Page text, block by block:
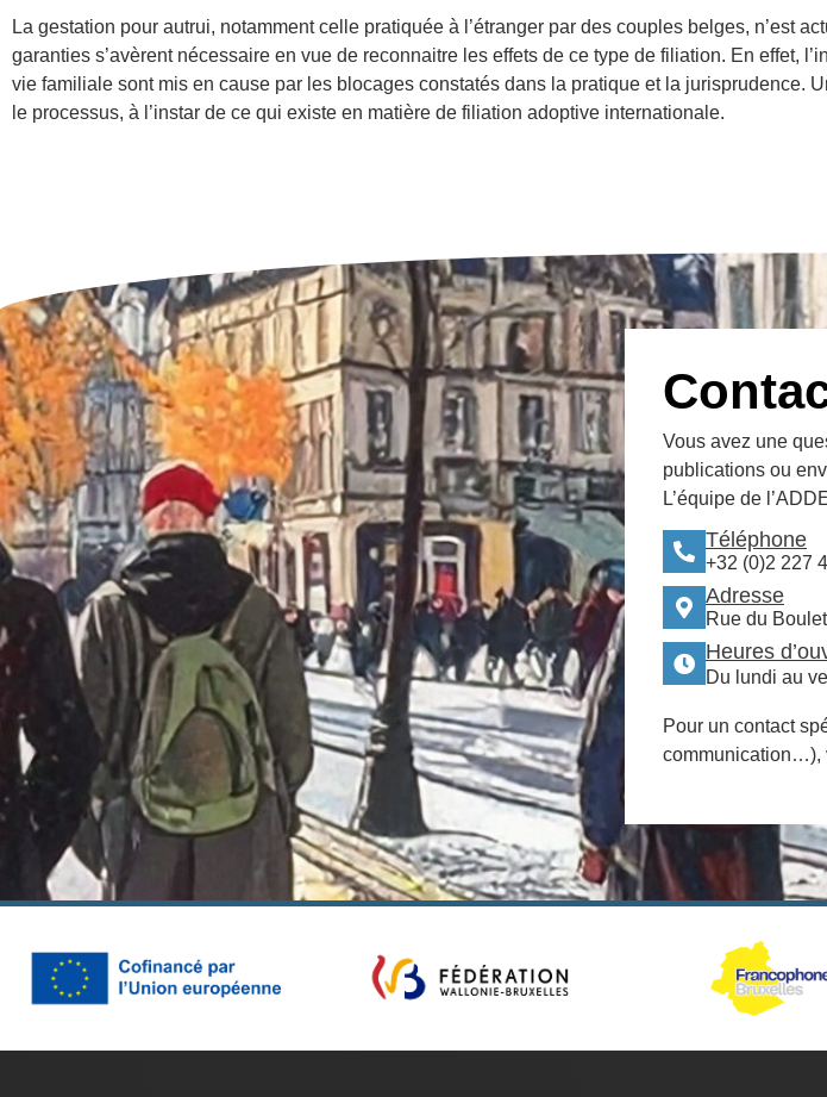
La gestation pour autrui, notamment celle pratiquée à l’étranger par des couples belges, n’est
garanties s’avèrent nécessaire en vue de reconnaitre les effets de ce type de filiation. En effet,
vie familiale sont mis en cause par les blocages constatés dans la pratique et la jurisprudence.
le processus, à l’instar de ce qui existe en matière de filiation adoptive internationale.
Vous avez une
publications ou
L’équipe de
Téléphone
+32 (0)2 227
Adresse
Rue du
Heures
Du lundi au
Pour un contact
communication…),